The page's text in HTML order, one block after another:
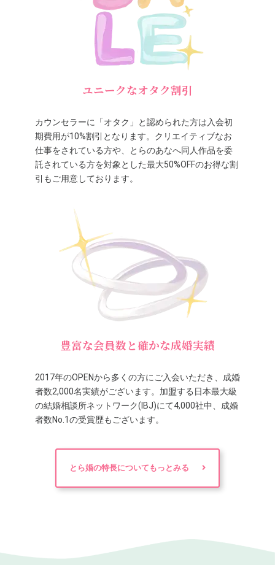
ユニークなオタク割引
カウンセラーに「オタク」と認められた方は入会初
期費用が10%割引となります。クリエイティブなお
仕事をされている方や、とらのあなへ同人作品を委
託されている方を対象とした最大50%OFFのお得な割
引もご用意しております。
豊富な会員数と確かな成婚実績
2017年のOPENから多くの方にご入会いただき、成婚
者数2,000名実績がございます。加盟する日本最大級
の結婚相談所ネットワーク(IBJ)にて4,000社中、成婚
者数No.1の受賞歴もございます。
とら婚の特長についてもっとみる